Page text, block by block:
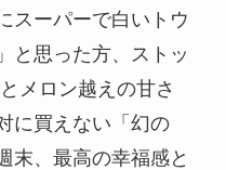
スーパーで白いトウ
と思った方、ストッ
メロン越えの甘さ
に買えない「幻の
末、最高の幸福感と